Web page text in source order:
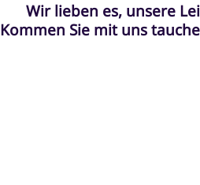
Wir lieben es, unsere
Kommen Sie mit uns